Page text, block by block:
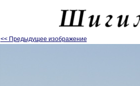
<< Предыдущее изображение